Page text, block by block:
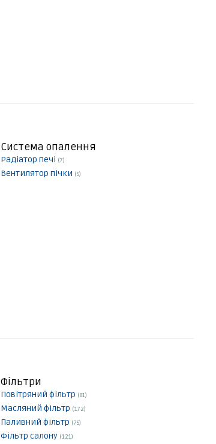
Система опалення
Радіатор печі (7)
Вентилятор пічки (5)
Фільтри
Повітряний фільтр (81)
Масляний фільтр (172)
Паливний фільтр (75)
Фільтр салону (121)